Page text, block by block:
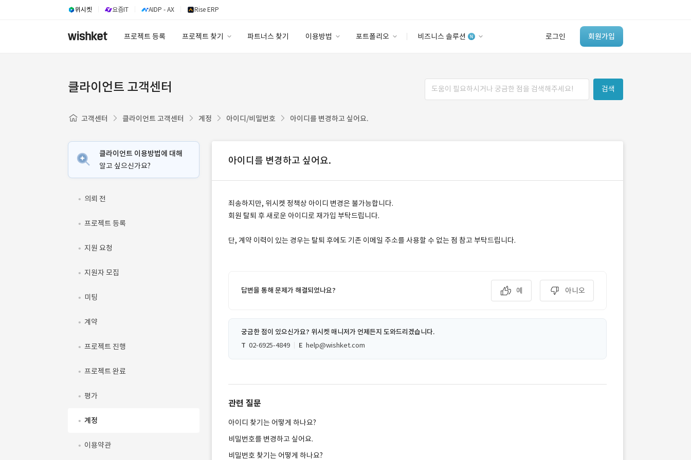
위시켓 요즘IT AIDP - AX Rise ERP
프로젝트 등록 프로젝트 찾기 파트너스 찾기 이용방법 포트폴리오 비즈니스 솔루션 로그인 회원가입
안심 코드 케어
솔루션 마켓
유사사례 검색 AI
‘이런 거’ 만들어본
클라이언트 고객센터 검색
고객센터 클라이언트 고객센터 계정 아이디/비밀번호 아이디를 변경하고 싶어요.
클라이언트 이용방법에 대해
알고 싶으신가요?
의뢰 전
프로젝트 등록
지원 요청
지원자 모집
미팅
계약
프로젝트 진행
프로젝트 완료
평가
계정
이용약관
아이디를 변경하고 싶어요.
죄송하지만, 위시켓 정책상 아이디 변경은 불가능합니다.
회원 탈퇴 후 새로운 아이디로 재가입 부탁드립니다.
단, 계약 이력이 있는 경우는 탈퇴 후에도 기존 이메일 주소를 사용할 수 없는 점 참고 부탁드립니다.
답변을 통해 문제가 해결되었나요? 예 아니오
궁금한 점이 있으신가요? 위시켓 매니저가 언제든지 도와드리겠습니다.
T 02-6925-4849 E help@wishket.com
관련 질문
아이디 찾기는 어떻게 하나요?
비밀번호를 변경하고 싶어요.
비밀번호 찾기는 어떻게 하나요?